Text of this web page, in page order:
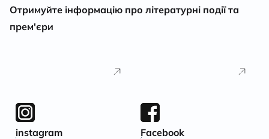
Отримуйте інформацію про літературні події та
прем'єри
instagram Facebook